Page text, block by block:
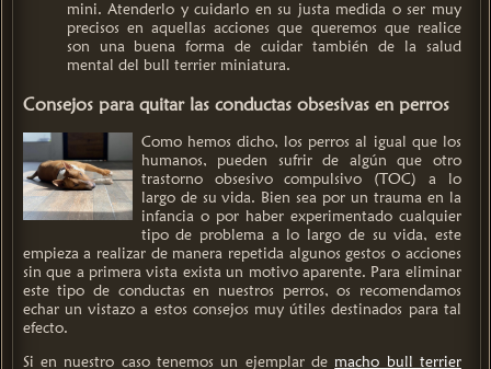
mini. Atenderlo y cuidarlo en su justa medida o ser muy
precisos en aquellas acciones que queremos que realice
son una buena forma de cuidar también de la salud
mental del bull terrier miniatura.
Consejos para quitar las conductas obsesivas en perros
Como hemos dicho, los perros al igual que los
humanos, pueden sufrir de algún que otro
trastorno obsesivo compulsivo (TOC) a lo
largo de su vida. Bien sea por un trauma en la
infancia o por haber experimentado cualquier
tipo de problema a lo largo de su vida, este
empieza a realizar de manera repetida algunos gestos o acciones
sin que a primera vista exista un motivo aparente. Para eliminar
este tipo de conductas en nuestros perros, os recomendamos
echar un vistazo a estos consejos muy útiles destinados para tal
efecto.
Si en nuestro caso tenemos un ejemplar de macho bull terrier